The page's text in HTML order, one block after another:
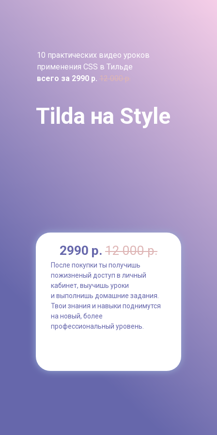
Tilda на Style
10 практических видео уроков
применения CSS в Тильде
всего за 2990 р. 12 000 р.
После покупки ты получишь
пожизненый доступ в личный
кабинет, выучишь уроки
и выполнишь домашние задания.
Твои знания и навыки поднимутся
на новый, более
профессиональный уровень.
2990 р. 12 000 р.